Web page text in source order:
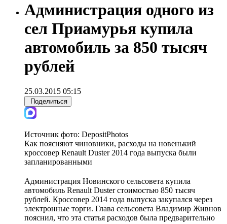
Администрация одного из
сел Приамурья купила
автомобиль за 850 тысяч
рублей
25.03.2015 05:15
Поделиться
Источник фото: DepositPhotos
Как поясняют чиновники, расходы на новенький
кроссовер Renault Duster 2014 года выпуска были
запланированными
Администрация Новинского сельсовета купила
автомобиль Renault Duster стоимостью 850 тысяч
рублей. Кроссовер 2014 года выпуска закупался через
электронные торги. Глава сельсовета Владимир Живнов
пояснил, что эта статья расходов была предварительно